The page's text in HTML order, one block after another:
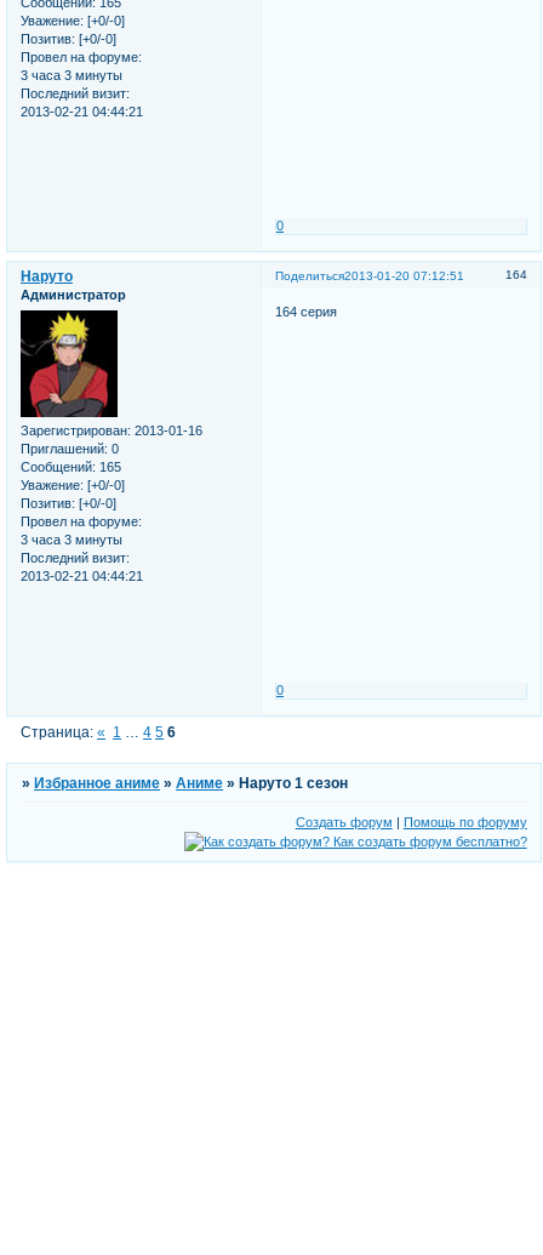
Уважение: [+0/-0]
Позитив: [+0/-0]
Провел на форуме:
3 часа 3 минуты
Последний визит:
2013-02-21 04:44:21
0
Поделиться 164
2013-01-20 07:12:51
Наруто
Администратор
Зарегистрирован: 2013-01-16
Приглашений: 0
Сообщений: 165
Уважение: [+0/-0]
Позитив: [+0/-0]
Провел на форуме:
3 часа 3 минуты
Последний визит:
2013-02-21 04:44:21
164 серия
0
Страница:« 1 … 4 5 6
» Избранное аниме »Аниме » Наруто 1 сезон
Создать форум | Помощь по форуму